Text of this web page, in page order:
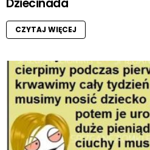
Dziecinada
CZYTAJ WIĘCEJ